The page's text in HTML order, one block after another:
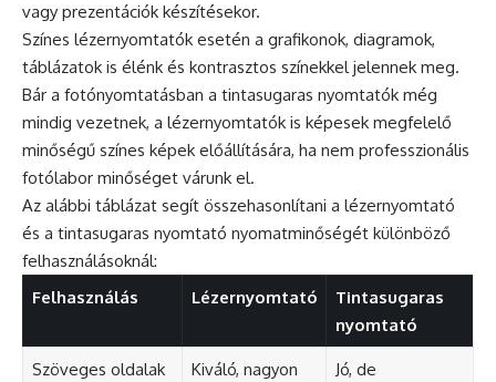
vagy prezentációk készítésekor.
Színes lézernyomtatók esetén a grafikonok, diagramok,
táblázatok is élénk és kontrasztos színekkel jelennek meg.
Bár a fotónyomtatásban a tintasugaras nyomtatók még
mindig vezetnek, a lézernyomtatók is képesek megfelelő
minőségű színes képek előállítására, ha nem professzionális
fotólabor minőséget várunk el.
Az alábbi táblázat segít összehasonlítani a lézernyomtató
és a tintasugaras nyomtató nyomatminőségét különböző
felhasználásoknál:
Felhasználás
Lézernyomtató
Tintasugaras
nyomtató
Szöveges oldalak
Kiváló, nagyon
Jó, de